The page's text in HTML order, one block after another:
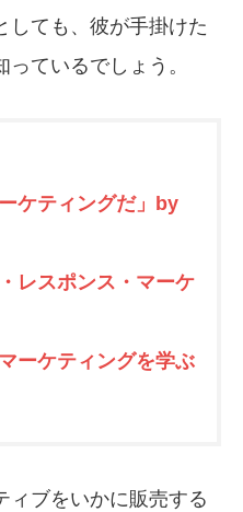
しても、彼が手掛けた
っているでしょう。
ケティングだ」by
レスポンス・マーケ
ーケティングを学ぶ
ィブをいかに販売する